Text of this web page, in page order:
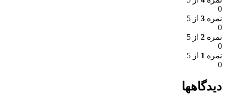
0
نمره 3 از 5
0
نمره 2 از 5
0
نمره 1 از 5
0
دیدگاهها